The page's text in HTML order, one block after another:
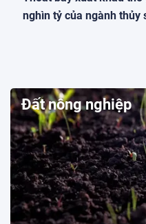
nghìn tỷ của ngành thủy
Đất nông nghiệp